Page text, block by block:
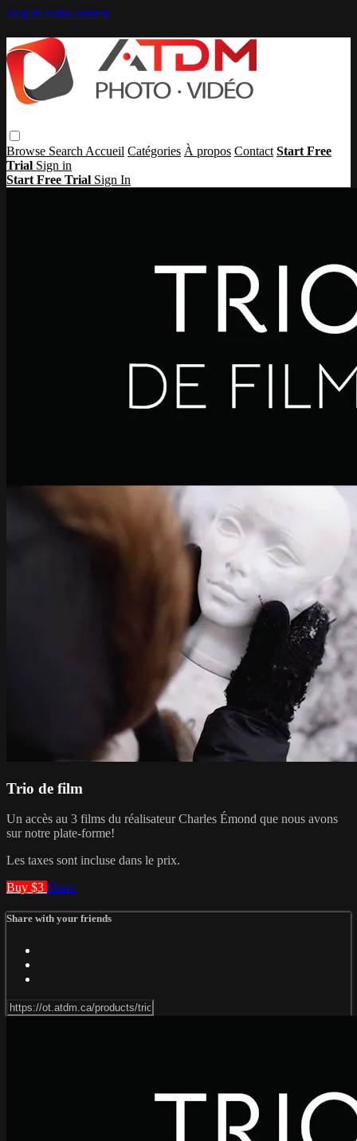
Skip to main content
Browse Search Accueil Catégories À propos Contact Start Free
Trial Sign in
Start Free Trial Sign In
Trio de film
Un accès au 3 films du réalisateur Charles Émond que nous avons
sur notre plate-forme!
Les taxes sont incluse dans le prix.
Buy $3 Share
Share with your friends